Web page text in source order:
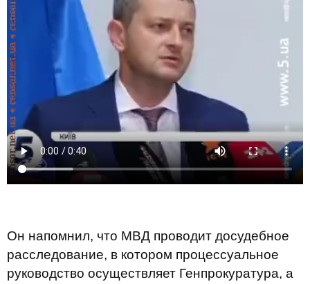
Он напомнил, что МВД проводит досудебное
расследование, в котором процессуальное
руководство осуществляет Генпрокуратура, а